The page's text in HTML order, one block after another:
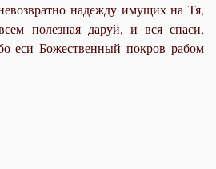
надежду имущих на Тя,
полезная даруй, и вся спаси,
еси Божественный покров рабом